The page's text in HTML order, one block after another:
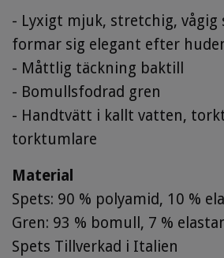
- Lyxigt mjuk, stretchig, vågig
formar sig elegant efter
- Måttlig täckning baktill
- Bomullsfodrad gren
- Handtvätt i kallt vatten,
torktumlare
Material
Spets: 90 % polyamid, 10 %
Gren: 93 % bomull, 7 %
Spets Tillverkad i Italien